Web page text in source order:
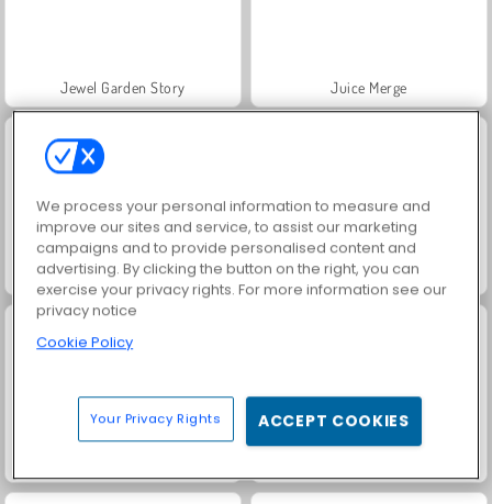
Jewel Garden Story Juice Merge
Scala 40 Solitario FRVR
We process your personal information to measure and
improve our sites and service, to assist our marketing
campaigns and to provide personalised content and
advertising. By clicking the button on the right, you can
exercise your privacy rights. For more information see our
privacy notice
Cookie Policy
Your Privacy Rights ACCEPT COOKIES